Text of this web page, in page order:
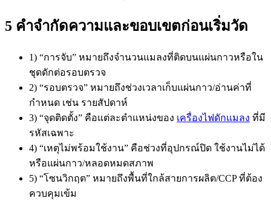
5 คำจำกัดความและขอบเขตก่อนเริ่มวัด
1) “การจับ” หมายถึงจำนวนแมลงที่ติดบนแผ่นกาวหรือใน
ชุดดักต่อรอบตรวจ
2) “รอบตรวจ” หมายถึงช่วงเวลาเก็บแผ่นกาว/อ่านค่าที่
กำหนด เช่น รายสัปดาห์
3) “จุดติดตั้ง” คือแต่ละตำแหน่งของ เครื่องไฟดักแมลง ที่มี
รหัสเฉพาะ
4) “เหตุไม่พร้อมใช้งาน” คือช่วงที่อุปกรณ์ปิด ใช้งานไม่ได้
หรือแผ่นกาว/หลอดหมดสภาพ
5) “โซนวิกฤต” หมายถึงพื้นที่ใกล้สายการผลิต/CCP ที่ต้อง
ควบคุมเข้ม